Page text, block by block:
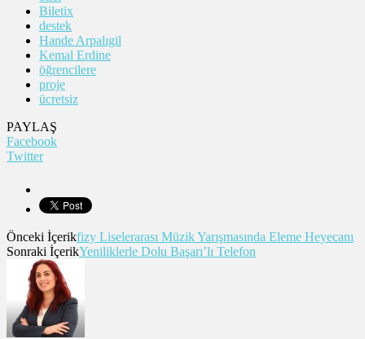
Biletix
destek
Hande Arpalıgil
Kemal Erdine
öğrencilere
proje
ücretsiz
PAYLAŞ
Facebook
Twitter
Önceki İçerikfizy Liselerarası Müzik Yarışmasında Eleme Heyecanı
Sonraki İçerikYeniliklerle Dolu Başarı’lı Telefon